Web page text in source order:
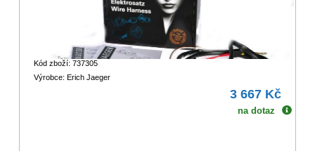
Kód zboží: 737305
Výrobce: Erich Jaeger
3 667 Kč
na dotaz